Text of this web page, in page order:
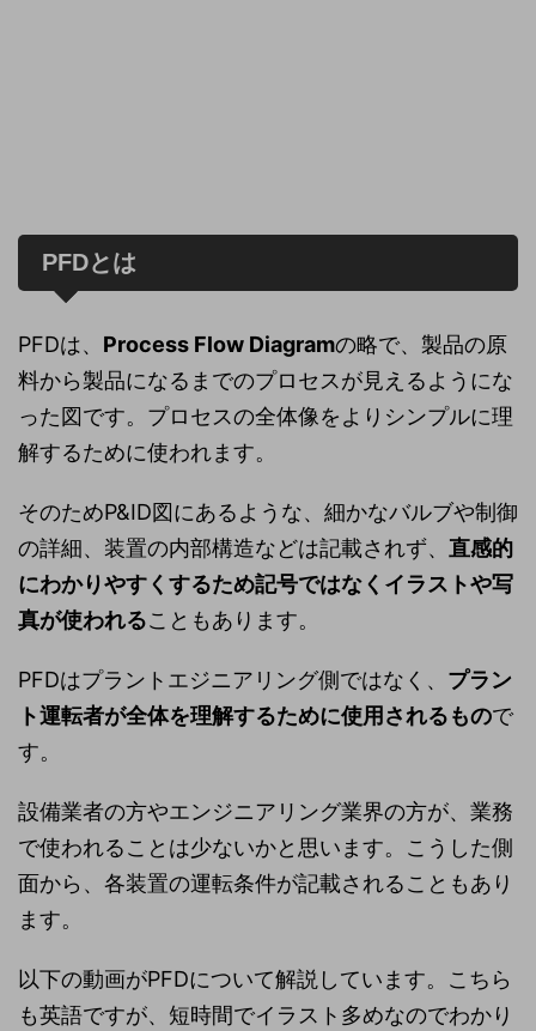
PFDとは
PFDは、 Process Flow Diagramの略で、製品の原
料から製品になるまでのプロセスが見えるようにな
った図です。プロセスの全体像をよりシンプルに理
解するために使われます。
そのためP&ID図にあるような、細かなバルブや制御
の詳細、装置の内部構造などは記載されず、 直感的
にわかりやすくするため記号ではなくイラストや写
真が使われることもあります。
PFDはプラントエジニアリング側ではなく、 プラン
ト運転者が全体を理解するために使用されるもので
す。
設備業者の方やエンジニアリング業界の方が、業務
で使われることは少ないかと思います。こうした側
面から、各装置の運転条件が記載されることもあり
ます。
以下の動画がPFDについて解説しています。こちら
も英語ですが、短時間でイラスト多めなのでわかり